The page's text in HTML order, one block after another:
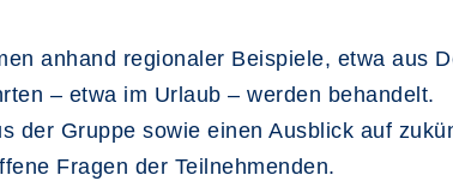
anhand regionaler Beispiele, etwa aus
– etwa im Urlaub – werden behandelt.
der Gruppe sowie einen Ausblick auf
Fragen der Teilnehmenden.